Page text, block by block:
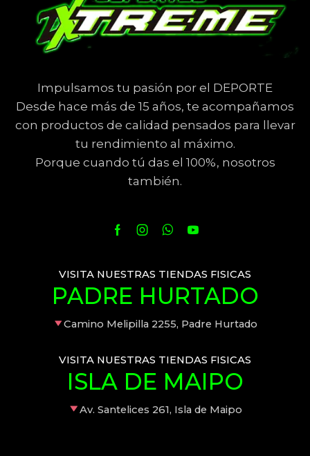
Impulsamos tu pasión por el DEPORTE
Desde hace más de 15 años, te acompañamos
con productos de calidad pensados para llevar
tu rendimiento al máximo.
Porque cuando tú das el 100%, nosotros
también.
VISITA NUESTRAS TIENDAS FISICAS
PADRE HURTADO
Camino Melipilla 2255, Padre Hurtado
VISITA NUESTRAS TIENDAS FISICAS
ISLA DE MAIPO
Av. Santelices 261, Isla de Maipo